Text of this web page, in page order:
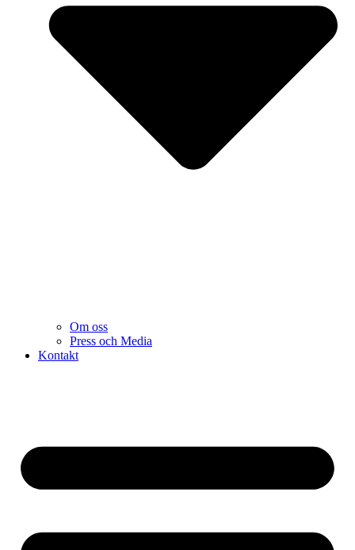
Om oss
Press och Media
Kontakt